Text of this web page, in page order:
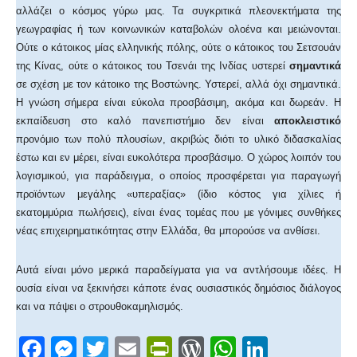
αλλάζει ο κόσμος γύρω μας. Τα συγκριτικά πλεονεκτήματα της
γεωγραφίας ή των κοινωνικών καταβολών ολοένα και μειώνονται.
Ούτε ο κάτοικος μίας ελληνικής πόλης, ούτε ο κάτοικος του Σετσουάν
της Κίνας, ούτε ο κάτοικος του Τσενάι της Ινδίας υστερεί σημαντικά
σε σχέση με τον κάτοικο της Βοστώνης. Υστερεί, αλλά όχι σημαντικά.
Η γνώση σήμερα είναι εύκολα προσβάσιμη, ακόμα και δωρεάν. Η
εκπαίδευση στο καλό πανεπιστήμιο δεν είναι αποκλειστικό
προνόμιο των πολύ πλουσίων, ακριβώς διότι το υλικό διδασκαλίας
έστω και εν μέρει, είναι ευκολότερα προσβάσιμο. Ο χώρος λοιπόν του
λογισμικού, για παράδειγμα, ο οποίος προσφέρεται για παραγωγή
προϊόντων μεγάλης «υπεραξίας» (ίδιο κόστος για χίλιες ή
εκατομμύρια πωλήσεις), είναι ένας τομέας που με γόνιμες συνθήκες
νέας επιχειρηματικότητας στην Ελλάδα, θα μπορούσε να ανθίσει.
Αυτά είναι μόνο μερικά παραδείγματα για να αντλήσουμε ιδέες. Η
ουσία είναι να ξεκινήσει κάποτε ένας ουσιαστικός δημόσιος διάλογος
και να πάψει ο στρουθοκαμηλισμός.
F
M
T
E
Pr W
W